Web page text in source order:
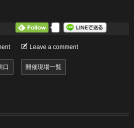
Leave a comment
口 開催現場一覧